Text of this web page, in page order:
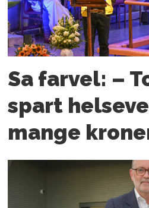
Sa farvel: –
spart
mange